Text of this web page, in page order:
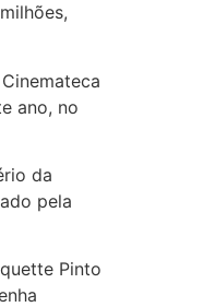
ano, no
da
pela
Pinto